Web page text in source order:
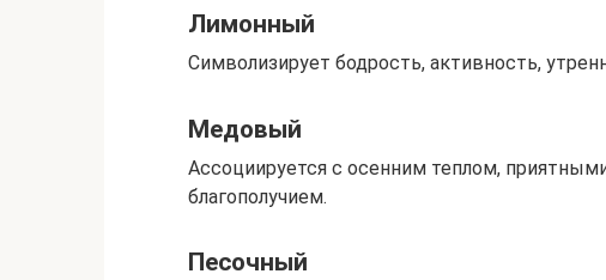
Лимонный
Символизирует бодрость, активность,
Медовый
Ассоциируется с осенним теплом,
благополучием.
Песочный